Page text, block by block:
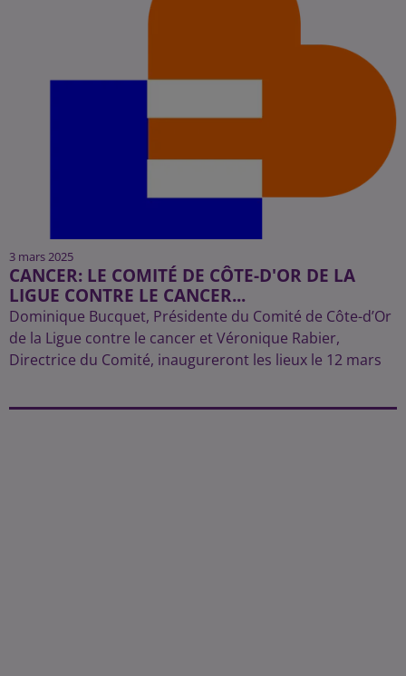
3 mars 2025
CANCER: LE COMITÉ DE CÔTE-D'OR DE LA
LIGUE CONTRE LE CANCER...
Dominique Bucquet, Présidente du Comité de Côte-d’Or
de la Ligue contre le cancer et Véronique Rabier,
Directrice du Comité, inaugureront les lieux le 12 mars